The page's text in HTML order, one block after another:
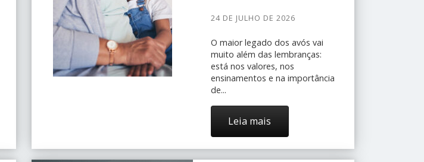
24 DE JULHO DE 2026
O maior legado dos avós vai
muito além das lembranças:
está nos valores, nos
ensinamentos e na importância
de...
Leia mais